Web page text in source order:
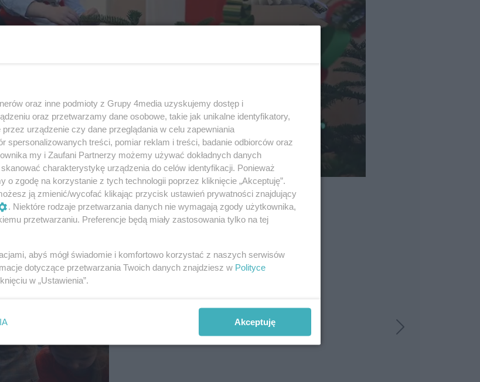
10 / 59
oraz inne podmioty z Grupy 4media uzyskujemy dostęp i
oraz przetwarzamy dane osobowe, takie jak unikalne identyfikatory,
urządzenie czy dane przeglądania w celu zapewniania
spersonalizowanych treści, pomiar reklam i treści, badanie odbiorców oraz
my i Zaufani Partnerzy możemy używać dokładnych danych
charakterystykę urządzenia do celów identyfikacji. Ponieważ
o zgodę na korzystanie z tych technologii poprzez kliknięcie „Akceptuję”.
ją zmienić/wycofać klikając przycisk ustawień prywatności znajdujący
. Niektóre rodzaje przetwarzania danych nie wymagają zgody użytkownika,
przetwarzaniu. Preferencje będą miały zastosowania tylko na tej
abyś mógł świadomie i komfortowo korzystać z naszych serwisów
dotyczące przetwarzania Twoich danych znajdziesz w Polityce
w „Ustawienia”.
Akceptuję